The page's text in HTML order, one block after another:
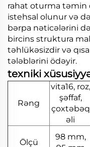
rahat oturma təmin
istehsal olunur və
bərpa nəticələrini
bircins struktura
təhlükəsizdir və
tələblərini ödəyir.
texniki
Rəng
vita16, roz,
şəffaf,
çoxtəbəq
əli
Ölçü
98 mm,